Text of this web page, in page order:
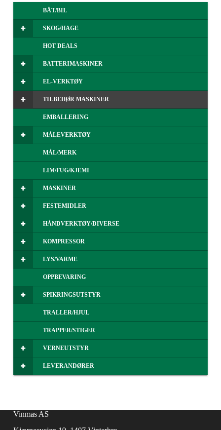
BÅT/BIL
SKOG/HAGE
HOT DEALS
BATTERIMASKINER
EL-VERKTØY
TILBEHØR MASKINER
EMBALLERING
MÅLEVERKTØY
MÅL/MERK
LIM/FUG/KJEMI
MASKINER
FESTEMIDLER
HÅNDVERKTØY/DIVERSE
KOMPRESSOR
LYS/VARME
OPPBEVARING
SPIKRINGSUTSTYR
TRALLER/HJUL
TRAPPER/STIGER
VERNEUTSTYR
LEVERANDØRER
Vinmas AS